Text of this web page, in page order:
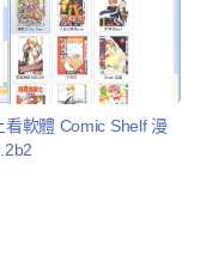
看軟體 Comic Shelf 漫